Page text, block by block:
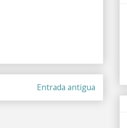
Entrada antigua